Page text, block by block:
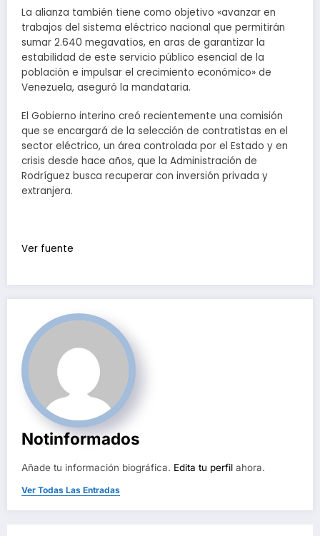
La alianza también tiene como objetivo «avanzar en
trabajos del sistema eléctrico nacional que permitirán
sumar 2.640 megavatios, en aras de garantizar la
estabilidad de este servicio público esencial de la
población e impulsar el crecimiento económico» de
Venezuela, aseguró la mandataria.
El Gobierno interino creó recientemente una comisión
que se encargará de la selección de contratistas en el
sector eléctrico, un área controlada por el Estado y en
crisis desde hace años, que la Administración de
Rodríguez busca recuperar con inversión privada y
extranjera.
Ver fuente
Notinformados
Añade tu información biográfica. Edita tu perfil ahora.
Ver Todas Las Entradas